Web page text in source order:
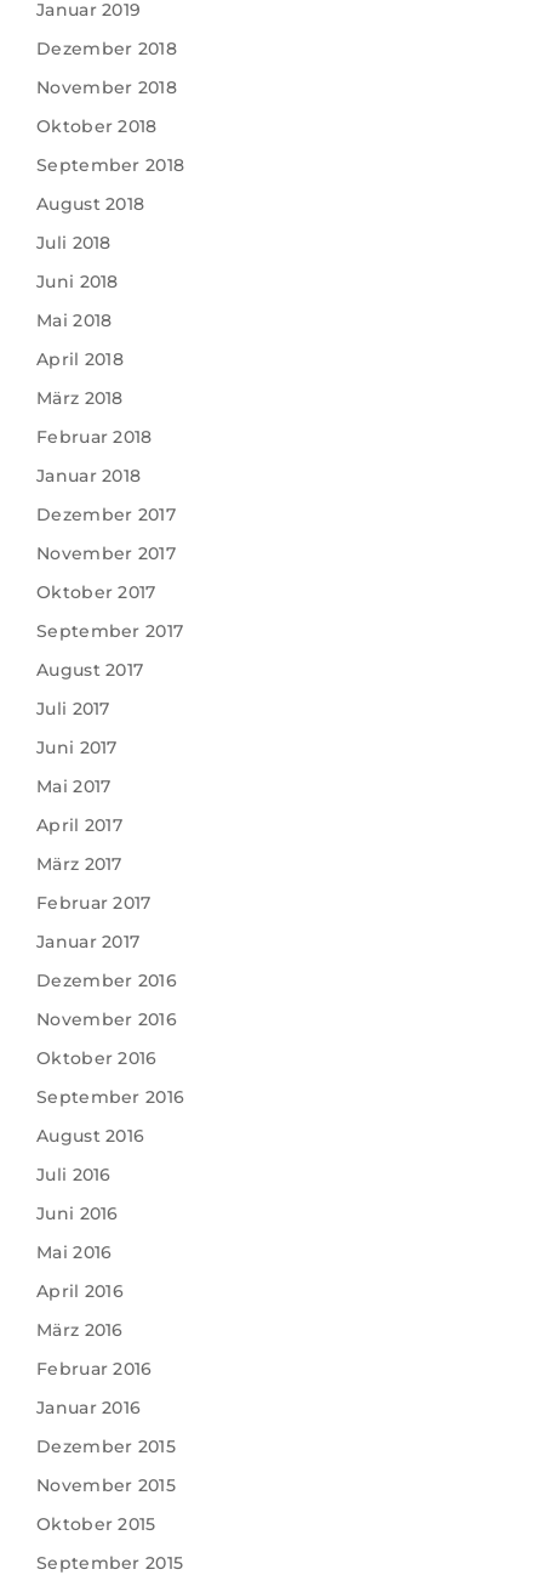
Januar 2019
Dezember 2018
November 2018
Oktober 2018
September 2018
August 2018
Juli 2018
Juni 2018
Mai 2018
April 2018
März 2018
Februar 2018
Januar 2018
Dezember 2017
November 2017
Oktober 2017
September 2017
August 2017
Juli 2017
Juni 2017
Mai 2017
April 2017
März 2017
Februar 2017
Januar 2017
Dezember 2016
November 2016
Oktober 2016
September 2016
August 2016
Juli 2016
Juni 2016
Mai 2016
April 2016
März 2016
Februar 2016
Januar 2016
Dezember 2015
November 2015
Oktober 2015
September 2015